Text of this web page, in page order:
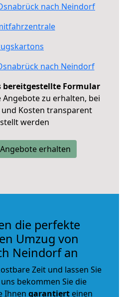
nach Neindorf
nach Neindorf
bereitgestellte Formular
Angebote zu erhalten, bei
Kosten transparent
werden
erhalten
die perfekte
Umzug von
Neindorf an
Zeit und lassen Sie
bekommen Sie die
Ihnen garantiert einen